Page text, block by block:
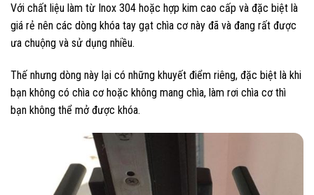
Với chất liệu làm từ Inox 304 hoặc hợp kim cao cấp và đặc biệt là
giá rẻ nên các dòng khóa tay gạt chìa cơ này đã và đang rất được
ưa chuộng và sử dụng nhiều.
Thế nhưng dòng này lại có những khuyết điểm riêng, đặc biệt là khi
bạn không có chìa cơ hoặc không mang chìa, làm rơi chìa cơ thì
bạn không thể mở được khóa.